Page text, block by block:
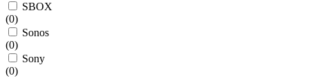
SBOX
(0)
Sonos
(0)
Sony
(0)